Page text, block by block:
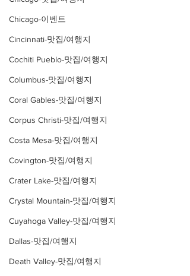
Chicago-이벤트
Cincinnati-맛집/여행지
Cochiti Pueblo-맛집/여행지
Columbus-맛집/여행지
Coral Gables-맛집/여행지
Corpus Christi-맛집/여행지
Costa Mesa-맛집/여행지
Covington-맛집/여행지
Crater Lake-맛집/여행지
Crystal Mountain-맛집/여행지
Cuyahoga Valley-맛집/여행지
Dallas-맛집/여행지
Death Valley-맛집/여행지